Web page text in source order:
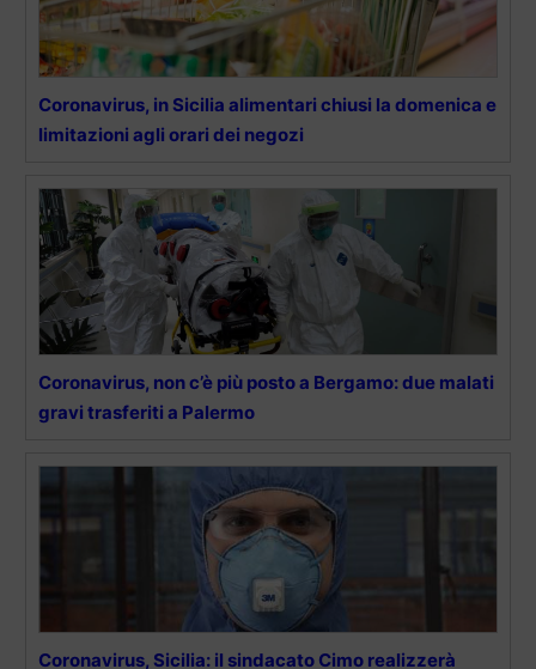
Coronavirus, in Sicilia alimentari chiusi la domenica e
limitazioni agli orari dei negozi
Coronavirus, non c’è più posto a Bergamo: due malati
gravi trasferiti a Palermo
Coronavirus, Sicilia: il sindacato Cimo realizzerà